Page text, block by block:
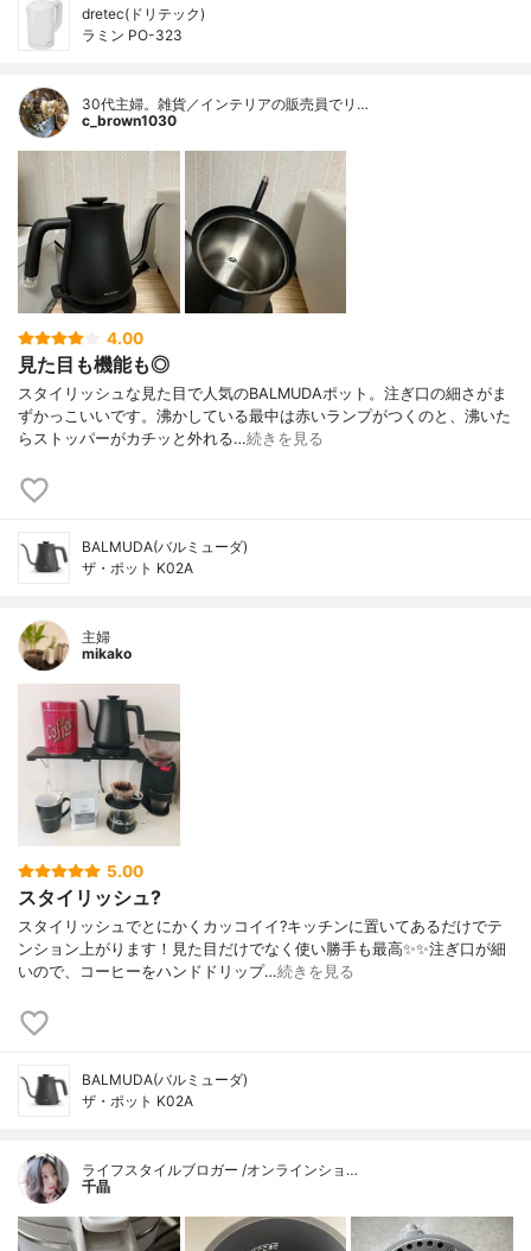
dretec(ドリテック)
ラミン PO-323
30代主婦。雑貨／インテリアの販売員でリ…
c_brown1030
4.00
見た目も機能も◎
スタイリッシュな見た目で人気のBALMUDAポット。注ぎ口の細さがま
ずかっこいいです。沸かしている最中は赤いランプがつくのと、沸いた
らストッパーがカチッと外れる…続きを見る
BALMUDA(バルミューダ)
ザ・ポット K02A
主婦
mikako
5.00
スタイリッシュ?
スタイリッシュでとにかくカッコイイ?キッチンに置いてあるだけでテ
ンション上がります！見た目だけでなく使い勝手も最高✨✨注ぎ口が細
いので、コーヒーをハンドドリップ…続きを見る
BALMUDA(バルミューダ)
ザ・ポット K02A
ライフスタイルブロガー /オンラインショ…
千晶